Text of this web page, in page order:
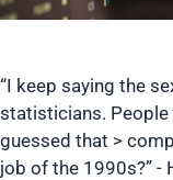
“I keep saying the
statisticians. People
guessed that >
job of the 1990s?” -